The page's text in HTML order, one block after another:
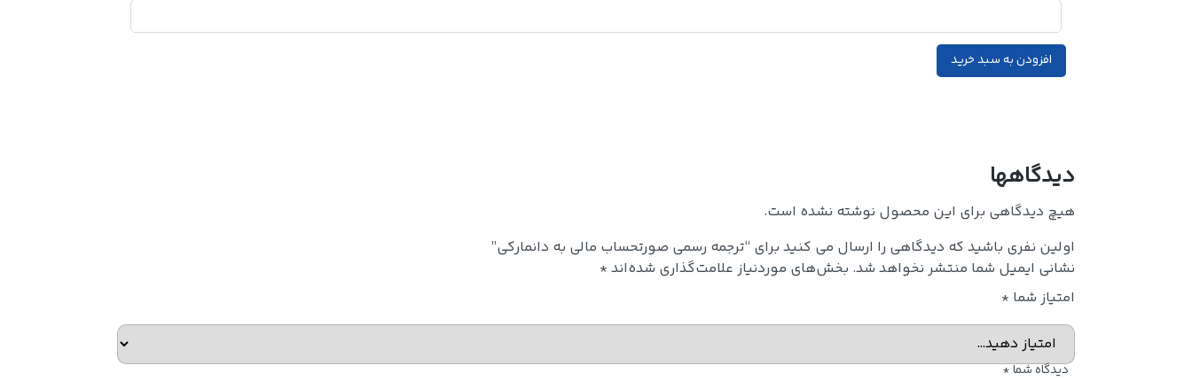
افزودن به سبد خرید
دیدگاهها
هیچ دیدگاهی برای این محصول نوشته نشده است.
اولین نفری باشید که دیدگاهی را ارسال می کنید برای “ترجمه رسمی صورتحساب مالی به دانمارکی”
نشانی ایمیل شما منتشر نخواهد شد. بخش‌های موردنیاز علامت‌گذاری شده‌اند *
امتیاز شما *
دیدگاه شما*